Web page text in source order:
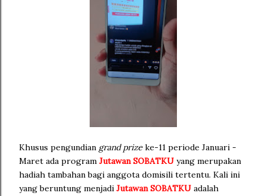
Khusus pengundian grand prize ke-11 periode Januari -
Maret ada program Jutawan SOBATKU yang merupakan
hadiah tambahan bagi anggota domisili tertentu. Kali ini
yang beruntung menjadi Jutawan SOBATKU adalah